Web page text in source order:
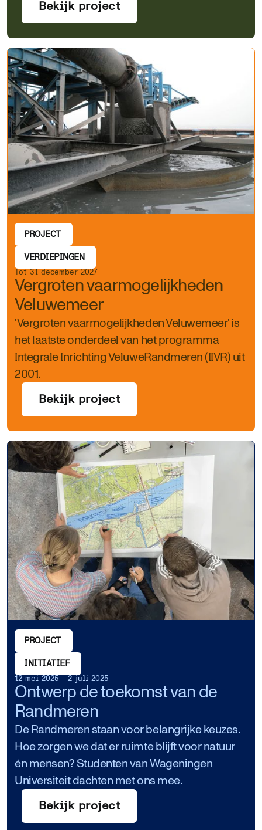
Bekijk project
PROJECT
VERDIEPINGEN
Tot 31 december 2027
Vergroten vaarmogelijkheden
Veluwemeer
'Vergroten vaarmogelijkheden Veluwemeer' is
het laatste onderdeel van het programma
Integrale Inrichting VeluweRandmeren (IIVR) uit
2001.
Bekijk project
PROJECT
INITIATIEF
12 mei 2025 - 2 juli 2025
Ontwerp de toekomst van de
Randmeren
De Randmeren staan voor belangrijke keuzes.
Hoe zorgen we dat er ruimte blijft voor natuur
én mensen? Studenten van Wageningen
Universiteit dachten met ons mee.
Bekijk project